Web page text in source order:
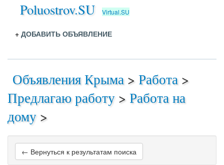
Poluostrov.SU Virtual.SU
+ ДОБАВИТЬ ОБЪЯВЛЕНИЕ
Объявления Крыма > Работа >
Предлагаю работу > Работа на
дому >
← Вернуться к результатам поиска